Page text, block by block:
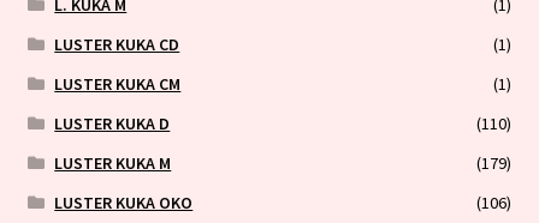
L. KUKA M
(1)
LUSTER KUKA CD
(1)
LUSTER KUKA CM
(1)
LUSTER KUKA D
(110)
LUSTER KUKA M
(179)
LUSTER KUKA OKO
(106)